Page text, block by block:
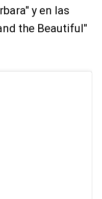
y en las
the Beautiful"